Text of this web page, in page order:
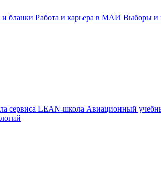
бланки Работа и карьера в МАИ Выборы и
сервиса LEAN-школа Авиационный